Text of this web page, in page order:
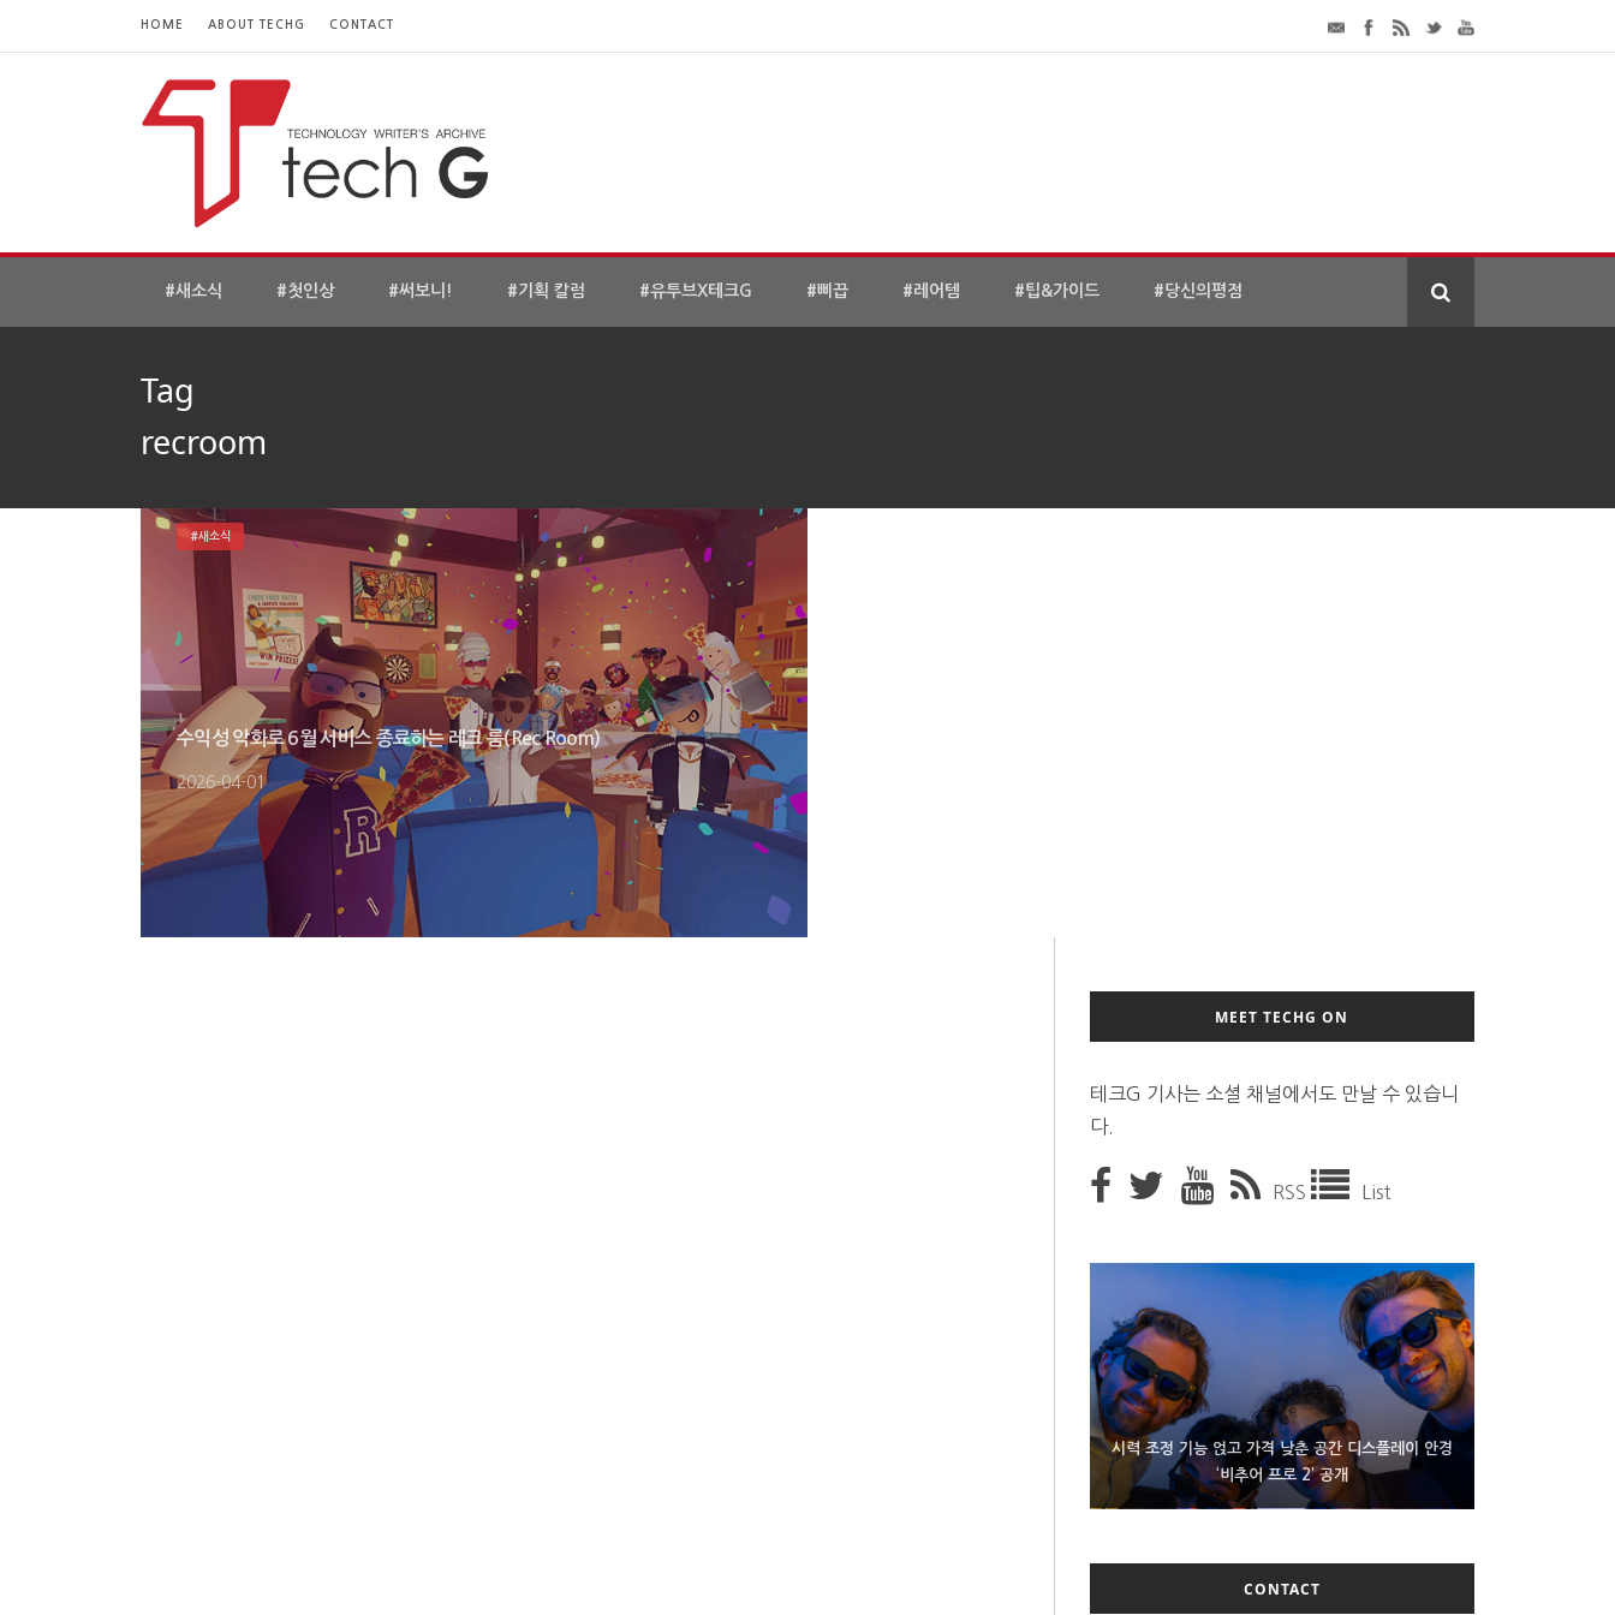
HOME ABOUT TECHG CONTACT
#새소식 #첫인상 #써보니! #기획 칼럼 #유투브X테크G #삐끕 #레어템 #팁&가이드 #당신의평점
Tag
recroom
수익성 악화로 6월 서비스 종료하는 레크 룸(Rec Room)
2026-04-01
#새소식
MEET TECHG ON
테크G 기사는 소셜 채널에서도 만날 수 있습니
다.
RSS List
시력 조정 기능 얹고 가격 낮춘 공간 디스플레이 안경
‘비추어 프로 2’ 공개
D램 부족에 10억달러어치 아이폰18 프로세서 패키징
대기 중
300~400달러 반지형 스피커 준비하는 오픈AI
CONTACT